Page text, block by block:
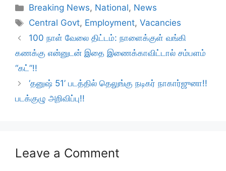
Categories
Breaking News, National, News
Tags
Central Govt, Employment,Vacancies
100 நாள் வேலை திட்டம்: நாளைக்குள் வங்கி
கணக்கு என்னுடன் இதை இணைக்காவிட்டால் சம்பளம்
“கட்”!!
‘தனுஷ் 51’ படத்தில் தெலுங்கு நடிகர் நாகார்ஜுனா!!
படக்குழு அறிவிப்பு!!
Leave a Comment